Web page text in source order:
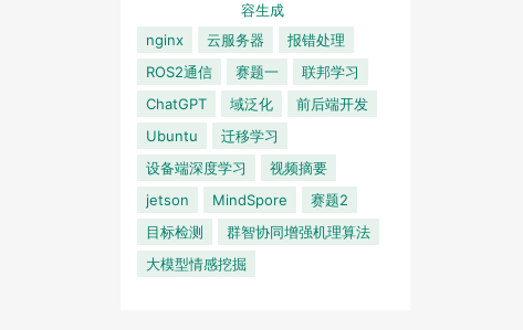
容生成
nginx
云服务器
报错处理
ROS2通信
赛题一
联邦学习
ChatGPT
域泛化
前后端开发
Ubuntu
迁移学习
设备端深度学习
视频摘要
jetson
MindSpore
赛题2
目标检测
群智协同增强机理算法
大模型情感挖掘